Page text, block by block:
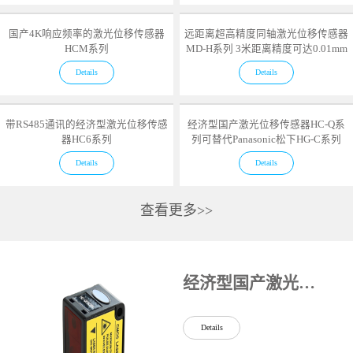
国产4K响应频率的激光位移传感器
HCM系列
Details
远距离超高精度同轴激光位移传感器
MD-H系列 3米距离精度可达0.01mm
Details
带RS485通讯的经济型激光位移传感
器HC6系列
Details
经济型国产激光位移传感器HC-Q系
列可替代Panasonic松下HG-C系列
Details
查看更多>>
经济型国产激光位移传感器HC-Q系列可替代Panasonic松下HG-C系列
Details